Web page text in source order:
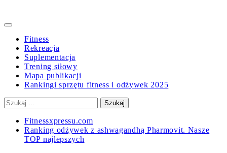
Primary
Fitness
Rekreacja
Suplementacja
Trening siłowy
Mapa publikacji
Rankingi sprzętu fitness i odżywek 2025
Szukaj:
Fitnessxpressu.com
Ranking odżywek z ashwagandhą Pharmovit. Nasze
TOP najlepszych